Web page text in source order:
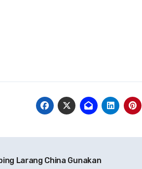
Larang China Gunakan